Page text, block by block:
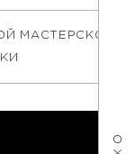
МАСТЕРСКОЙ